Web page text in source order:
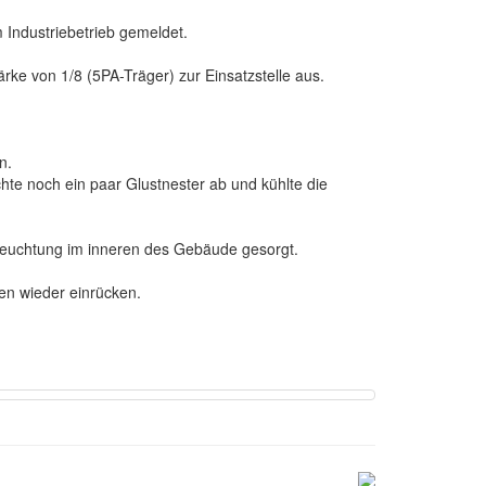
gemeldet.
von 1/8 (5PA-Träger) zur Einsatzstelle aus.
noch ein paar Glustnester ab und kühlte die
im inneren des Gebäude gesorgt.
wieder einrücken.